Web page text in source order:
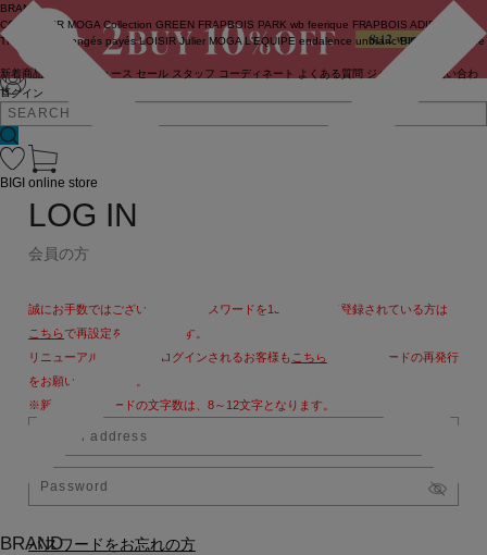
ログイン
BRAND
COUTURIER MOGA Collection GREEN FRAPBOIS PARK wb feerique FRAPBOIS ADIEU
TRISTESSE
congés payés LOISIR Julier MOGA L'EQUIPE endalence unbilanc BIGI online store
新着商品 ニュース セール スタッフ コーディネート よくある質問 ジャーナル
お問い合わ
せ
BRAND
BIGI online store
LOG IN
会員の方
誠にお手数ではございますが、パスワードを13文字以上で登録されている方は
こちらで再設定をお願いします。
リニューアル後、初めてログインされるお客様も こちら
よりパスワードの再発行
をお願いいたします。
※新しいパスワードの文字数は、8～12文字となります。
パスワードをお忘れの方